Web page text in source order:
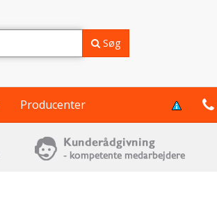
Søg
Producenter